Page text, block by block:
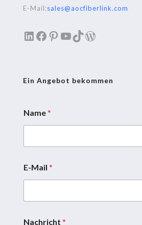
E-Mail:sales@aocfiberlink.com
LinkedIn
Facebook
Pinterest
YouTube
TikTok
WordPress
Ein Angebot bekommen
Name*
E-Mail *
Nachricht *